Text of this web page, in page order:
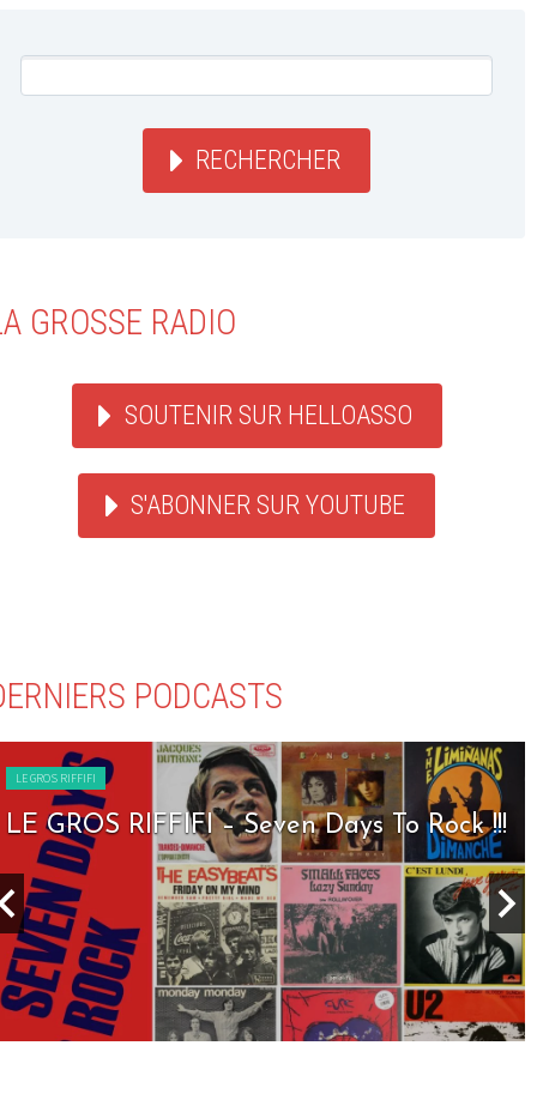
RECHERCHER
GROSSE RADIO
SOUTENIR SUR HELLOASSO
S'ABONNER SUR YOUTUBE
PODCASTS
LE GROS RIFFIFI
LE GROS RIFFIFI – Seven Days To Rock !!!